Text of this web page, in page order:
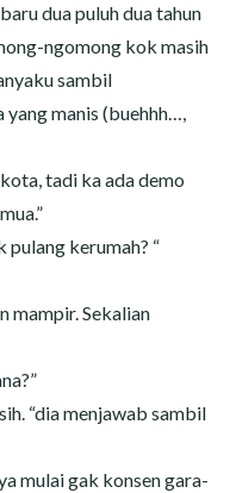
dua puluh dua tahun
ngomong kok masih
sambil
yang manis (buehhh…,
tadi ka ada demo
pulang kerumah? “
mampir. Sekalian
“dia menjawab sambil
mulai gak konsen gara-